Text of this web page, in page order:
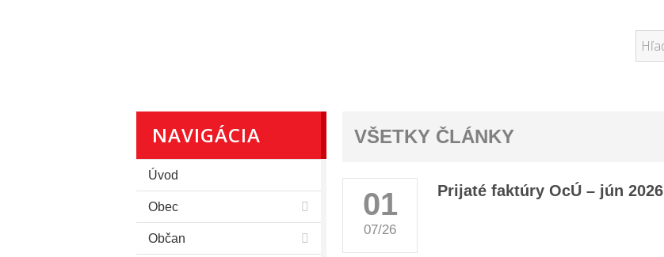
NAVIGÁCIA
Úvod
Obec
Občan
VŠETKY ČLÁNKY
01
07/26
Prijaté faktúry OcÚ – jún 2026